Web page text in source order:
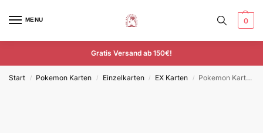
MENU 0
Gratis Versand ab 150€!
Start / Pokemon Karten / Einzelkarten / EX Karten / Pokemon Karte Wolwerock EX 117/193 Entwicklungen in Paldea Deutsch